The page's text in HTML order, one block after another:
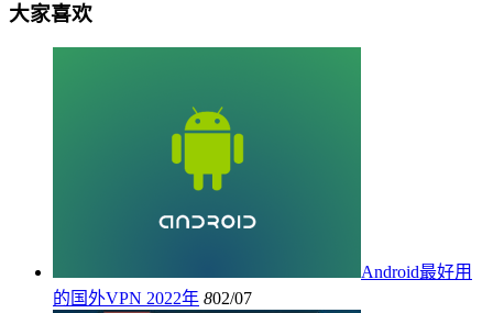
大家喜欢
Android最好用
的国外VPN 2022年 802/07